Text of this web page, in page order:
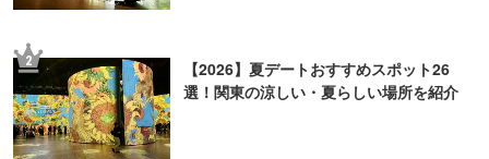
2
【2026】夏デートおすすめスポット26
選！関東の涼しい・夏らしい場所を紹介